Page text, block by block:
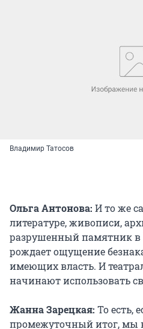
Владимир Татосов
Ольга Антонова: И то же
литературе, живописи,
разрушенный памятник в
рождает ощущение
имеющих власть. И
начинают использовать
Жанна Зарецкая: То есть,
промежуточный итог, мы